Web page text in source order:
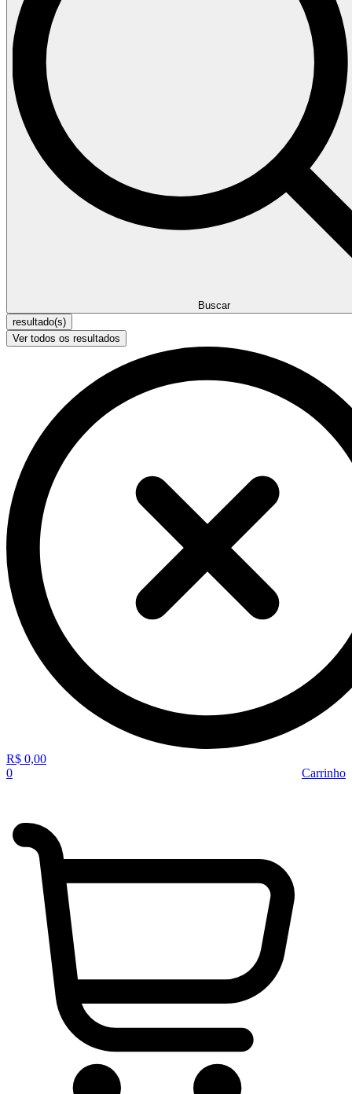
Buscar
resultado(s)
Ver todos os resultados
R$ 0,00
0
Carrinho